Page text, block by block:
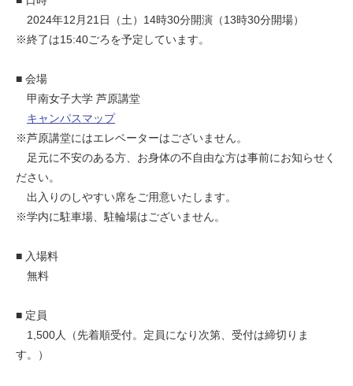
2024年12月21日（土）14時30分開演（13時30分開場）
※終了は15:40ごろを予定しています。
■ 会場
甲南女子大学 芦原講堂
キャンパスマップ
※芦原講堂にはエレベーターはございません。
足元に不安のある方、お身体の不自由な方は事前にお知らせく
ださい。
出入りのしやすい席をご用意いたします。
※学内に駐車場、駐輪場はございません。
■ 入場料
無料
■ 定員
1,500人（先着順受付。定員になり次第、受付は締切りま
す。）